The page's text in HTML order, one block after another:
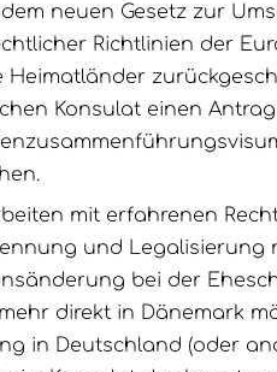
neuen Gesetz zur
Richtlinien der
Heimatländer
Konsulat einen
mit erfahrenen
und Legalisierung
bei der
direkt in Dänemark
in Deutschland (oder